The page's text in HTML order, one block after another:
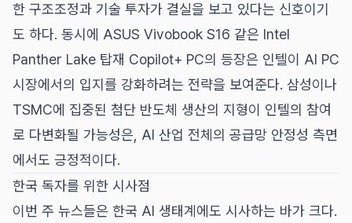
한 구조조정과 기술 투자가 결실을 보고 있다는 신호이기
도 하다. 동시에 ASUS Vivobook S16 같은 Intel
Panther Lake 탑재 Copilot+ PC의 등장은 인텔이 AI PC
시장에서의 입지를 강화하려는 전략을 보여준다. 삼성이나
TSMC에 집중된 첨단 반도체 생산의 지형이 인텔의 참여
로 다변화될 가능성은, AI 산업 전체의 공급망 안정성 측면
에서도 긍정적이다.
한국 독자를 위한 시사점
이번 주 뉴스들은 한국 AI 생태계에도 시사하는 바가 크다.